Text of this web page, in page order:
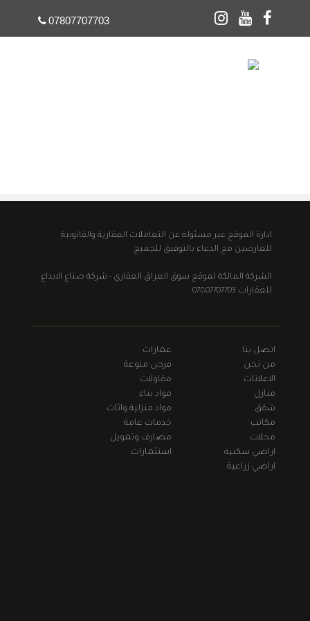
07807707703
ادارة الموقع غير مسئولة عن التعاملات العقارية والقانونية
للعارضين مع الدعاء بالتوفيق للجميع
الشركة المالكة لموقع سوق العراق العقاري - شركة صناع الابداع
للعقارات 07807707703
اتصل بنا
من نحن
الاعلانات
منازل
شقق
مكاتب
محلات
اراضي سكنية
اراضي زراعية
عمارات
فرص منوعة
مقاولات
مواد بناء
مواد منزلية واثاث
خدمات عامة
مصارف وتمويل
استثمارات